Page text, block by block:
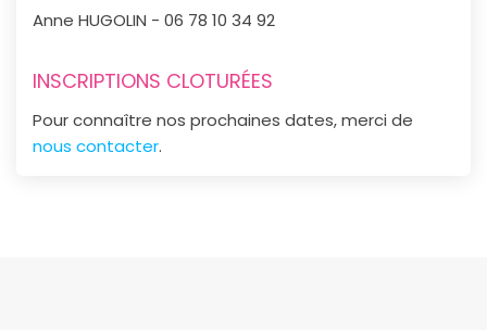
Anne HUGOLIN - 06 78 10 34 92
INSCRIPTIONS CLOTURÉES
Pour connaître nos prochaines dates, merci de
nous contacter.